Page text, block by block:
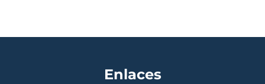
Enlaces